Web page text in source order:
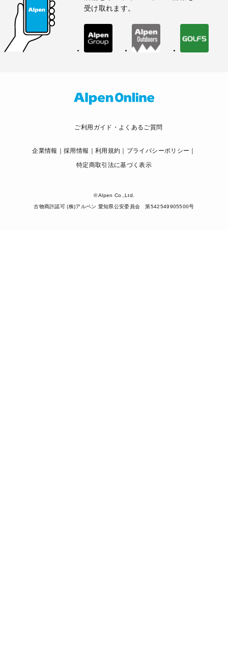
受け取れます。
ご利用ガイド・よくあるご質問
企業情報 採用情報 利用規約
プライバシーポリシー
特定商取引法に基づく表示
© Alpen Co.,Ltd.
古物商許認可 (株)アルペン 愛知県公安委員会 第542549905500号